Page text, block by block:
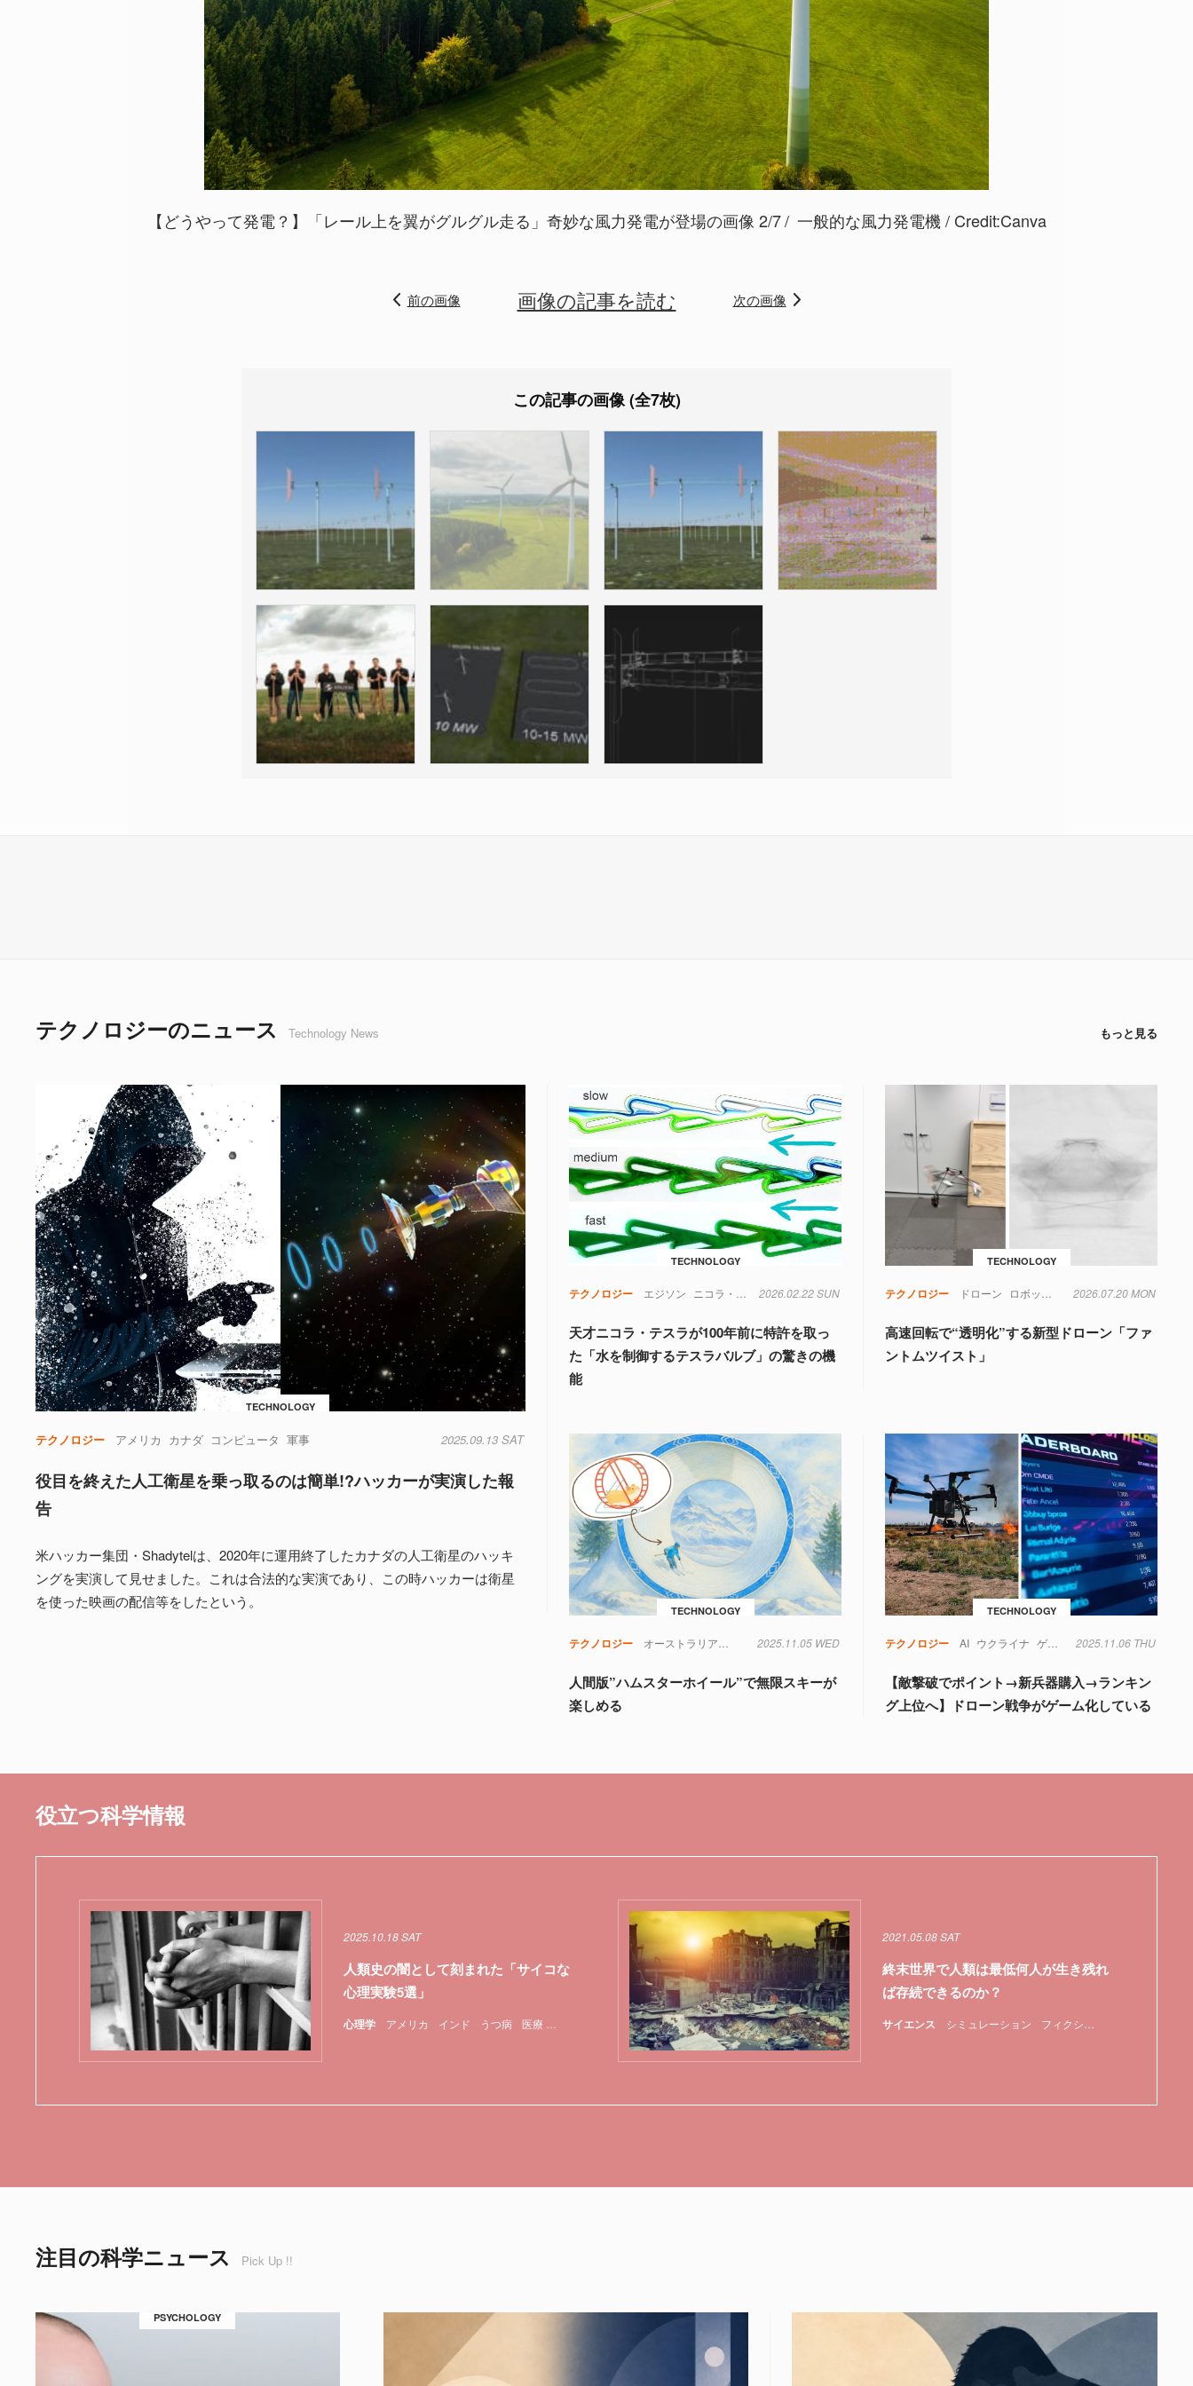
【どうやって発電？】「レール上を翼がグルグル走る」奇妙な風力発電が登場の画像 2/7 一般的な風力発電機 / Credit:Canva
前の画像 画像の記事を読む 次の画像
この記事の画像 (全7枚)
テクノロジーのニュース Technology News もっと見る
TECHNOLOGY
テクノロジー アメリカ カナダ コンピュータ 軍事 2025.09.13 SAT
役目を終えた人工衛星を乗っ取るのは簡単!?ハッカーが実演した報
告
米ハッカー集団・Shadytelは、2020年に運用終了したカナダの人工衛星のハッキ
ングを実演して見せました。これは合法的な実演であり、この時ハッカーは衛星
を使った映画の配信等をしたという。
TECHNOLOGY
テクノロジー エジソン ニコラ・テスラ 天才 実験 水 流体力学 物理学
2026.02.22 SUN
天才ニコラ・テスラが100年前に特許を取っ
た「水を制御するテスラバルブ」の驚きの機
能
TECHNOLOGY
テクノロジー ドローン ロボット 色 視覚
2026.07.20 MON
高速回転で“透明化”する新型ドローン「ファ
ントムツイスト」
TECHNOLOGY
テクノロジー スポーツ 氷
2025.11.05 WED
人間版”ハムスターホイール”で無限スキーが
楽しめる
TECHNOLOGY
テクノロジー AI ウクライナ ゲーム ドローン ランキング
2025.11.06 THU
【敵撃破でポイント→新兵器購入→ランキン
グ上位へ】ドローン戦争がゲーム化している
役立つ科学情報
心理学 アメリカ インド うつ病 医療 特集 脳
2025.10.18 SAT
人類史の闇として刻まれた「サイコな
心理実験5選」
サイエンス シミュレーション フィクション
2021.05.08 SAT
終末世界で人類は最低何人が生き残れ
ば存続できるのか？
注目の科学ニュース Pick Up !!
PSYCHOLOGY